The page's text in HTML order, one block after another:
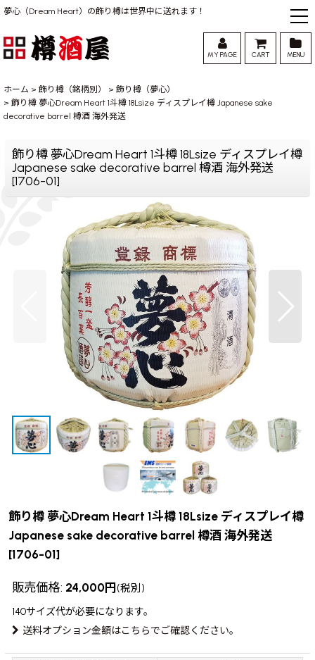
夢心（Dream Heart）の飾り樽は世界中に送れます！
MY PAGE CART MENU
ホーム > 飾り樽（銘柄別） > 飾り樽（夢心）
> 飾り樽 夢心Dream Heart 1斗樽 18Lsize ディスプレイ樽 Japanese sake
decorative barrel 樽酒 海外発送
飾り樽 夢心Dream Heart 1斗樽 18Lsize ディスプレイ樽
Japanese sake decorative barrel 樽酒 海外発送
[1706-01]
飾り樽 夢心Dream Heart 1斗樽 18Lsize ディスプレイ樽
Japanese sake decorative barrel 樽酒 海外発送
[1706-01]
販売価格: 24,000 円 (税別)
140サイズ代が必要になります。
送料オプション金額はこちらでご確認ください。